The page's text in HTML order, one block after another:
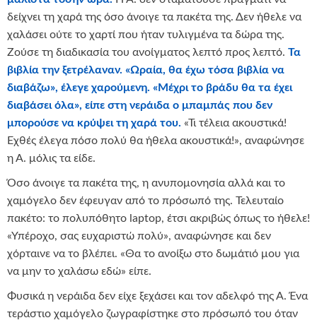
δείχνει τη χαρά της όσο άνοιγε τα πακέτα της. Δεν ήθελε να
χαλάσει ούτε το χαρτί που ήταν τυλιγμένα τα δώρα της.
Ζούσε τη διαδικασία του ανοίγματος λεπτό προς λεπτό. Τα
βιβλία την ξετρέλαναν. «Ωραία, θα έχω τόσα βιβλία να
διαβάζω», έλεγε χαρούμενη. «Μέχρι το βράδυ θα τα έχει
διαβάσει όλα», είπε στη νεράιδα ο μπαμπάς που δεν
μπορούσε να κρύψει τη χαρά του. «Τι τέλεια ακουστικά!
Εχθές έλεγα πόσο πολύ θα ήθελα ακουστικά!», αναφώνησε
η Α. μόλις τα είδε.
Όσο άνοιγε τα πακέτα της, η ανυπομονησία αλλά και το
χαμόγελο δεν έφευγαν από το πρόσωπό της. Τελευταίο
πακέτο: το πολυπόθητο laptop, έτσι ακριβώς όπως το ήθελε!
«Υπέροχο, σας ευχαριστώ πολύ», αναφώνησε και δεν
χόρταινε να το βλέπει. «Θα το ανοίξω στο δωμάτιό μου για
να μην το χαλάσω εδώ» είπε.
Φυσικά η νεράιδα δεν είχε ξεχάσει και τον αδελφό της Α. Ένα
τεράστιο χαμόγελο ζωγραφίστηκε στο πρόσωπό του όταν